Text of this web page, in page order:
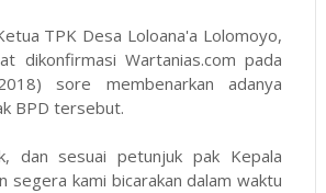
TPK Desa Loloana'a Lolomoyo,
dikonfirmasi Wartanias.com pada
sore membenarkan adanya
BPD tersebut.
dan sesuai petunjuk pak Kepala
segera kami bicarakan dalam waktu